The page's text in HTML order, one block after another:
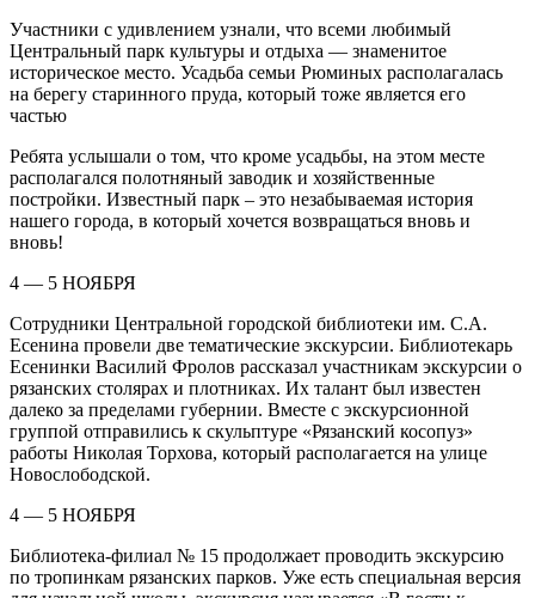
Участники с удивлением узнали, что всеми любимый
Центральный парк культуры и отдыха — знаменитое
историческое место. Усадьба семьи Рюминых располагалась
на берегу старинного пруда, который тоже является его
частью
Ребята услышали о том, что кроме усадьбы, на этом месте
располагался полотняный заводик и хозяйственные
постройки. Известный парк – это незабываемая история
нашего города, в который хочется возвращаться вновь и
вновь!
4 — 5 НОЯБРЯ
Сотрудники Центральной городской библиотеки им. С.А.
Есенина провели две тематические экскурсии. Библиотекарь
Есенинки Василий Фролов рассказал участникам экскурсии о
рязанских столярах и плотниках. Их талант был известен
далеко за пределами губернии. Вместе с экскурсионной
группой отправились к скульптуре «Рязанский косопуз»
работы Николая Торхова, который располагается на улице
Новослободской.
4 — 5 НОЯБРЯ
Библиотека-филиал № 15 продолжает проводить экскурсию
по тропинкам рязанских парков. Уже есть специальная версия